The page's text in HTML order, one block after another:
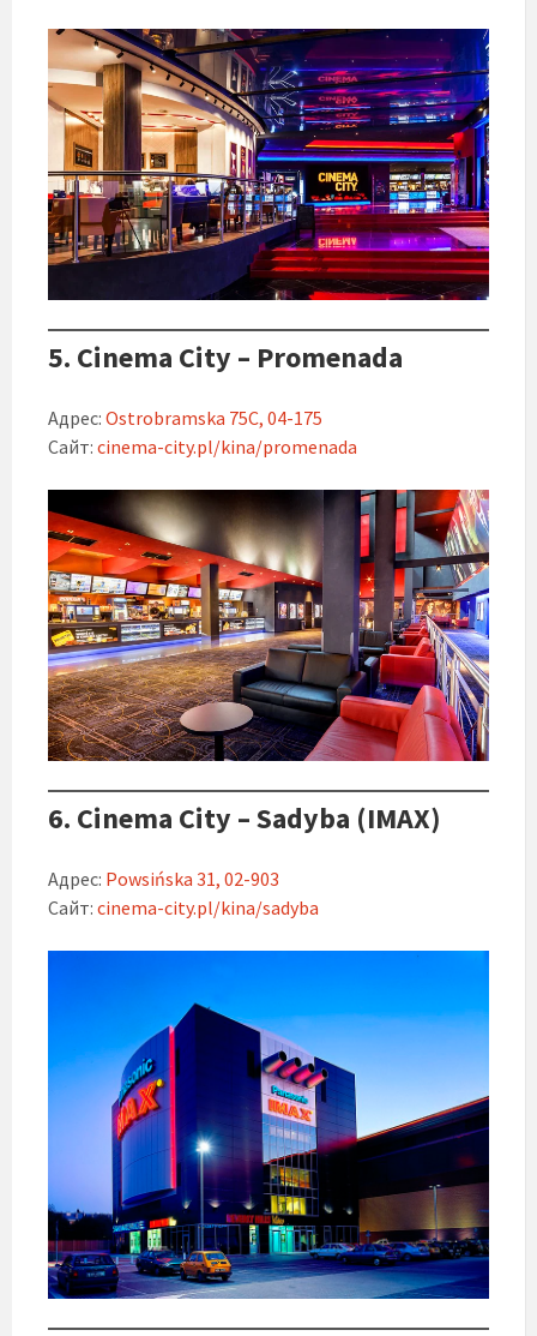
5. Cinema City – Promenada
Адрес: Ostrobramska 75C, 04-175
Сайт: cinema-city.pl/kina/promenada
6. Cinema City – Sadyba (IMAX)
Адрес: Powsińska 31, 02-903
Сайт: cinema-city.pl/kina/sadyba